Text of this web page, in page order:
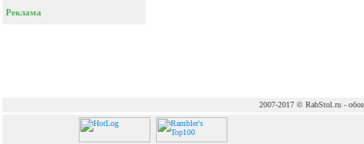
Реклама
2007-2017 © RabStol.ru - обои